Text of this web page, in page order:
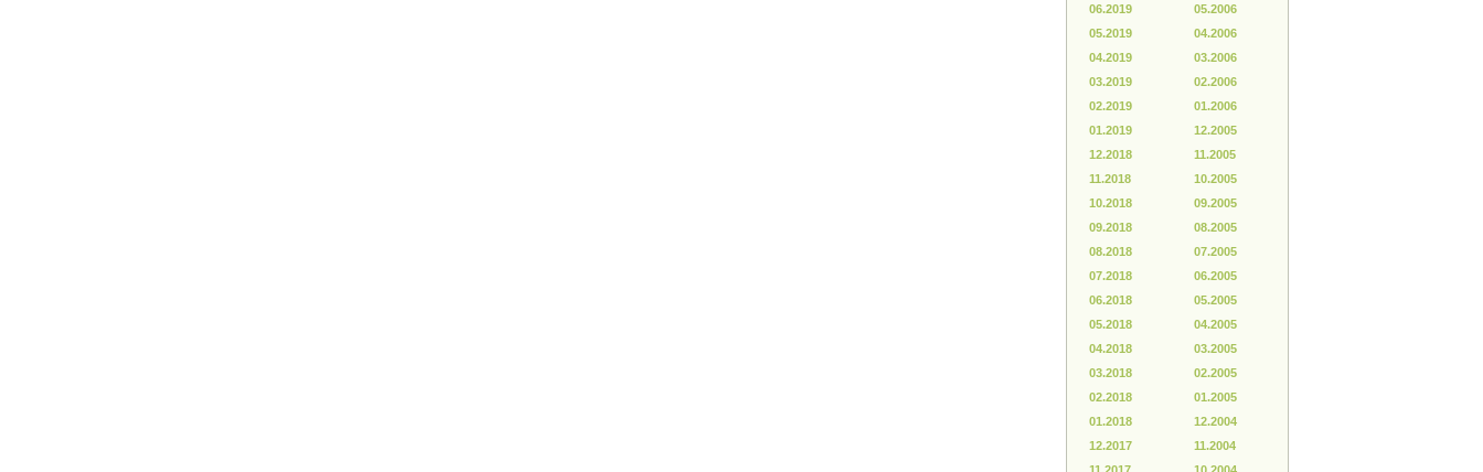
06.2019
05.2019
04.2019
03.2019
02.2019
01.2019
12.2018
11.2018
10.2018
09.2018
08.2018
07.2018
06.2018
05.2018
04.2018
03.2018
02.2018
01.2018
12.2017
05.2006
04.2006
03.2006
02.2006
01.2006
12.2005
11.2005
10.2005
09.2005
08.2005
07.2005
06.2005
05.2005
04.2005
03.2005
02.2005
01.2005
12.2004
11.2004